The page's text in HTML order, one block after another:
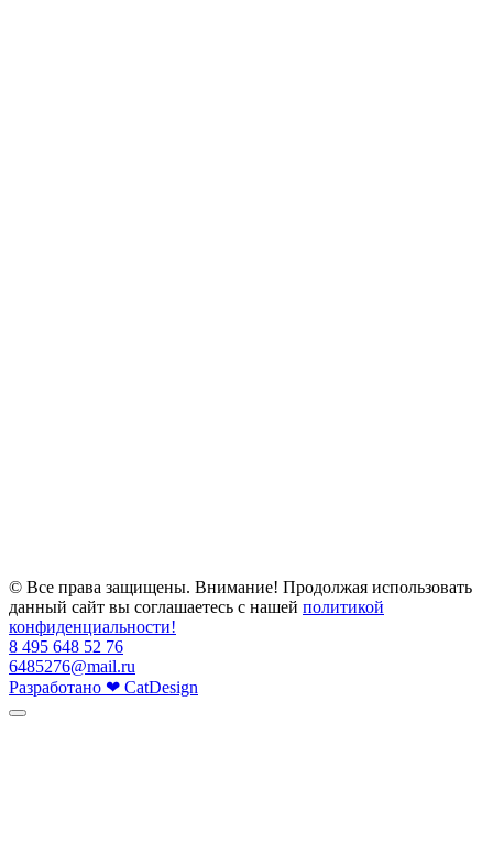
© Все права защищены. Внимание! Продолжая использовать
данный сайт вы соглашаетесь с нашей политикой
конфиденциальности!
8 495 648 52 76
6485276@mail.ru
Разработано ❤ CatDesign